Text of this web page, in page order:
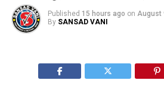
Published 15 hours ago on August
By SANSAD VANI